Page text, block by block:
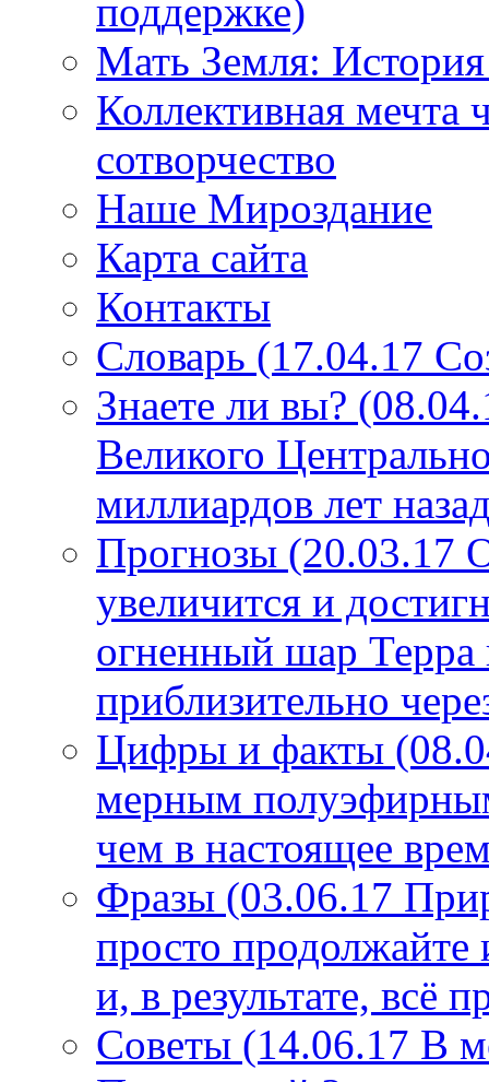
поддержке)
Мать Земля: История
Коллективная мечта
сотворчество
Наше Мироздание
Карта сайта
Контакты
Словарь (17.04.17
Знаете ли вы?
Великого
миллиардов лет
Прогнозы (20.03.17
увеличится и
огненный шар Терра
приблизительно
Цифры и факты
мерным
чем в настоящее
Фразы (03.06.17
просто продолжайте
и, в результате, всё
Советы (14.06.17 В